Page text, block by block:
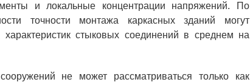
и локальные концентрации напряжений. По
точности монтажа каркасных зданий могут
стыковых соединений в среднем на
не может рассматриваться только как